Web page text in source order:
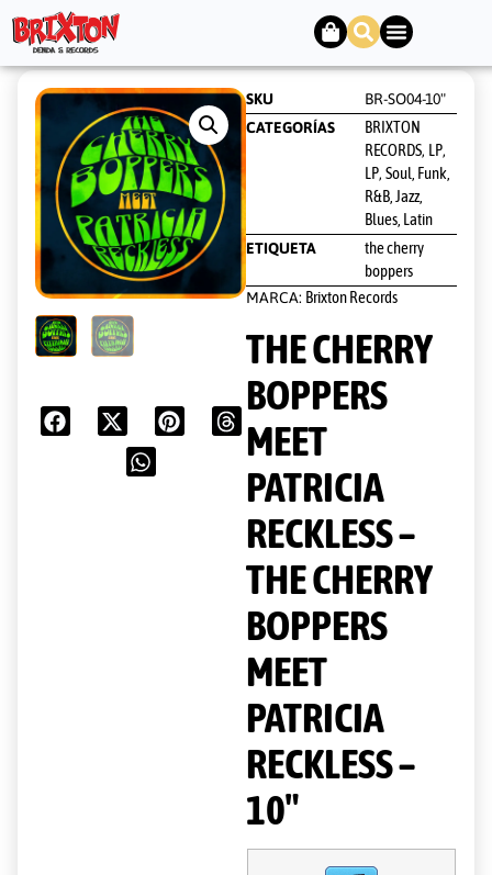
SKU
BR-SO04-10"
CATEGORÍAS
BRIXTON
RECORDS, LP,
LP, Soul, Funk,
R&B, Jazz,
Blues, Latin
ETIQUETA
the cherry
boppers
MARCA: Brixton Records
THE CHERRY
BOPPERS
MEET
PATRICIA
RECKLESS –
THE CHERRY
BOPPERS
MEET
PATRICIA
RECKLESS –
10″